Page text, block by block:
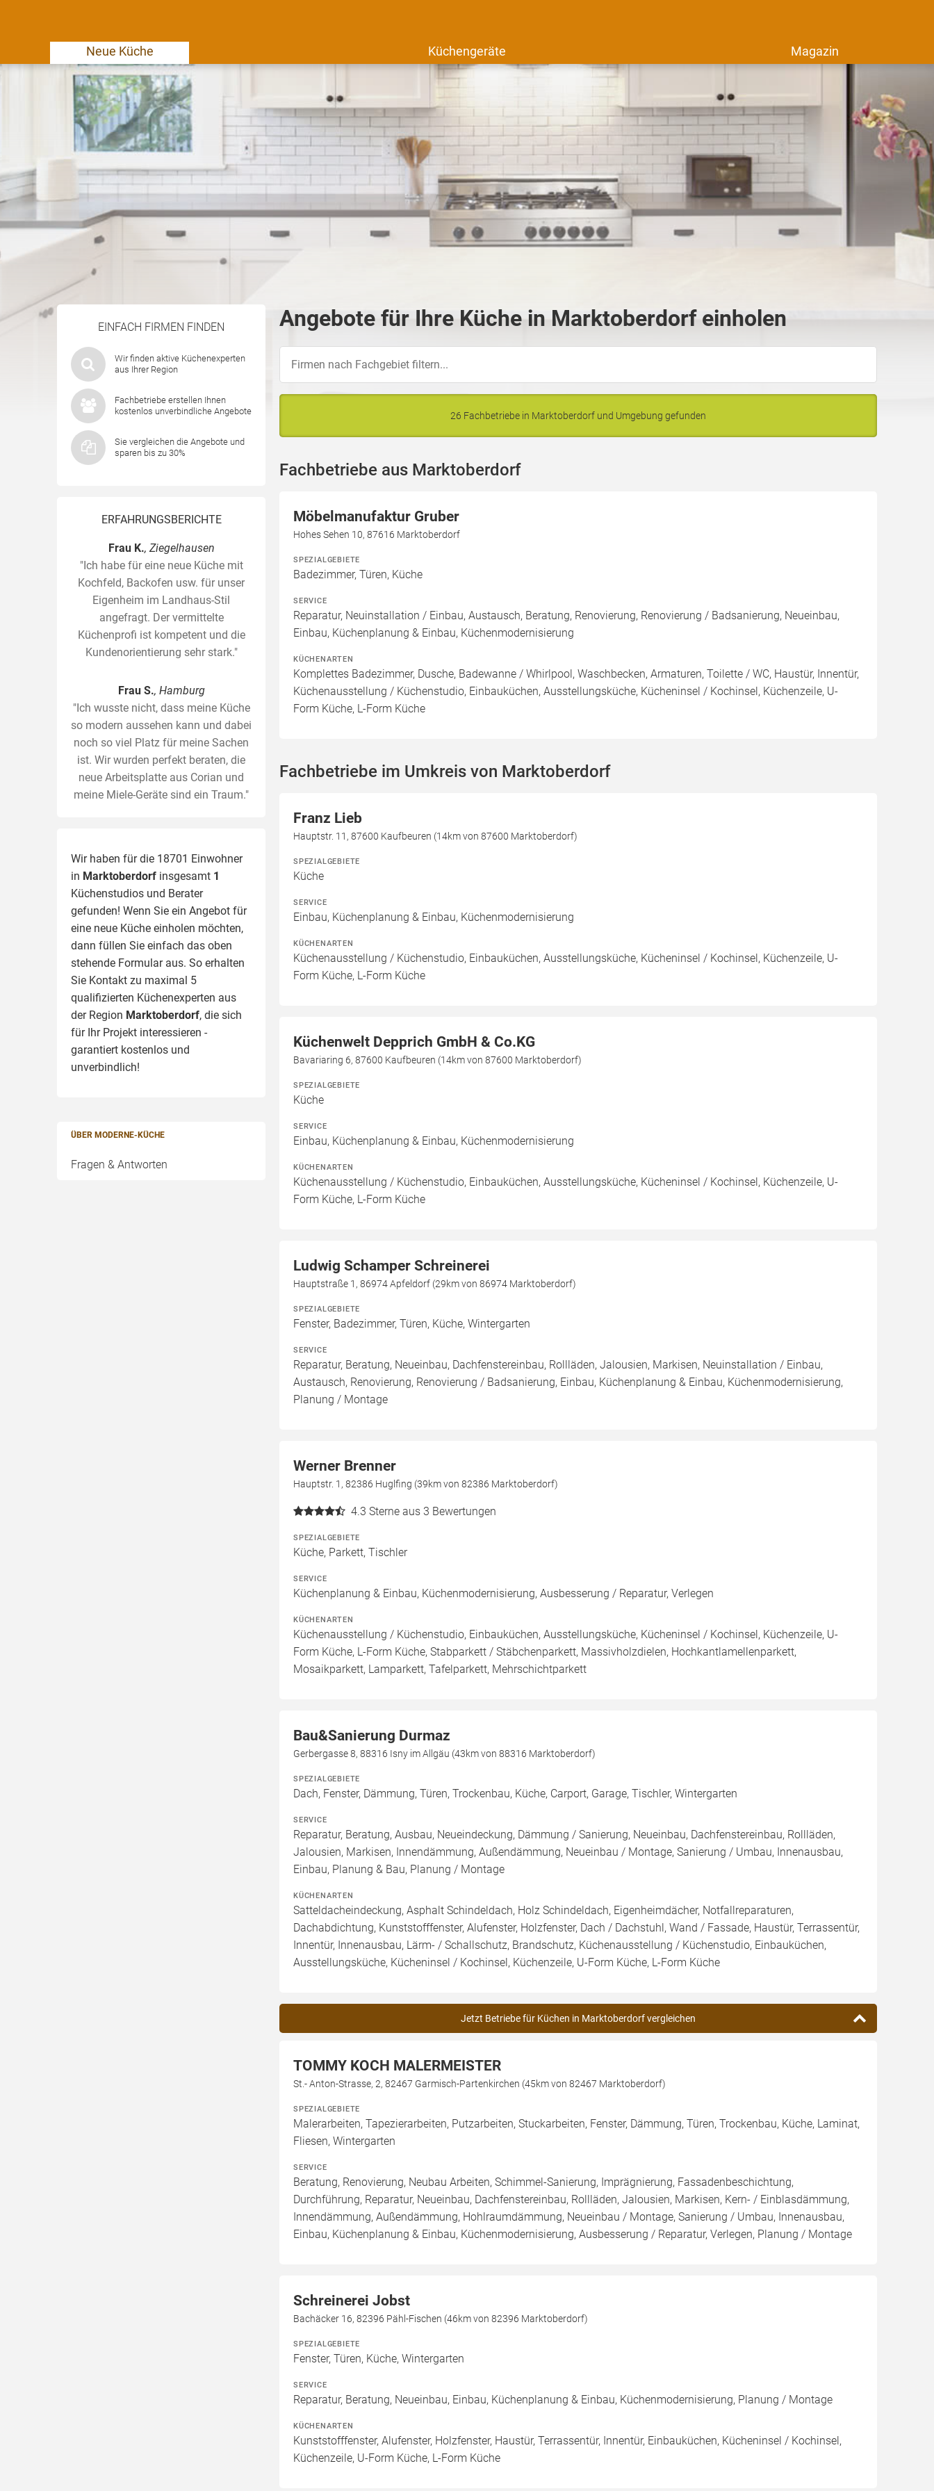
Neue Küche Küchengeräte Magazin
EINFACH FIRMEN FINDEN
Wir finden aktive Küchenexperten
aus Ihrer Region
Fachbetriebe erstellen Ihnen
kostenlos unverbindliche Angebote
Sie vergleichen die Angebote und
sparen bis zu 30%
ERFAHRUNGSBERICHTE
Frau K., Ziegelhausen
"Ich habe für eine neue Küche mit
Kochfeld, Backofen usw. für unser
Eigenheim im Landhaus-Stil
angefragt. Der vermittelte
Küchenprofi ist kompetent und die
Kundenorientierung sehr stark."
Frau S., Hamburg
"Ich wusste nicht, dass meine Küche
so modern aussehen kann und dabei
noch so viel Platz für meine Sachen
ist. Wir wurden perfekt beraten, die
neue Arbeitsplatte aus Corian und
meine Miele-Geräte sind ein Traum."
Wir haben für die 18701 Einwohner
in Marktoberdorf insgesamt 1
Küchenstudios und Berater
gefunden! Wenn Sie ein Angebot für
eine neue Küche einholen möchten,
dann füllen Sie einfach das oben
stehende Formular aus. So erhalten
Sie Kontakt zu maximal 5
qualifizierten Küchenexperten aus
der Region Marktoberdorf, die sich
für Ihr Projekt interessieren -
garantiert kostenlos und
unverbindlich!
ÜBER MODERNE-KÜCHE
Fragen & Antworten
Angebote für Ihre Küche in Marktoberdorf einholen
26 Fachbetriebe in Marktoberdorf und Umgebung gefunden
Fachbetriebe aus Marktoberdorf
Möbelmanufaktur Gruber
Hohes Sehen 10, 87616 Marktoberdorf
SPEZIALGEBIETE
Badezimmer, Türen, Küche
SERVICE
Reparatur, Neuinstallation / Einbau, Austausch, Beratung, Renovierung, Renovierung / Badsanierung, Neueinbau,
Einbau, Küchenplanung & Einbau, Küchenmodernisierung
KÜCHENARTEN
Komplettes Badezimmer, Dusche, Badewanne / Whirlpool, Waschbecken, Armaturen, Toilette / WC, Haustür, Innentür,
Küchenausstellung / Küchenstudio, Einbauküchen, Ausstellungsküche, Kücheninsel / Kochinsel, Küchenzeile, U-
Form Küche, L-Form Küche
Fachbetriebe im Umkreis von Marktoberdorf
Franz Lieb
Hauptstr. 11, 87600 Kaufbeuren (14km von 87600 Marktoberdorf)
SPEZIALGEBIETE
Küche
SERVICE
Einbau, Küchenplanung & Einbau, Küchenmodernisierung
KÜCHENARTEN
Küchenausstellung / Küchenstudio, Einbauküchen, Ausstellungsküche, Kücheninsel / Kochinsel, Küchenzeile, U-
Form Küche, L-Form Küche
Küchenwelt Depprich GmbH & Co.KG
Bavariaring 6, 87600 Kaufbeuren (14km von 87600 Marktoberdorf)
SPEZIALGEBIETE
Küche
SERVICE
Einbau, Küchenplanung & Einbau, Küchenmodernisierung
KÜCHENARTEN
Küchenausstellung / Küchenstudio, Einbauküchen, Ausstellungsküche, Kücheninsel / Kochinsel, Küchenzeile, U-
Form Küche, L-Form Küche
Ludwig Schamper Schreinerei
Hauptstraße 1, 86974 Apfeldorf (29km von 86974 Marktoberdorf)
SPEZIALGEBIETE
Fenster, Badezimmer, Türen, Küche, Wintergarten
SERVICE
Reparatur, Beratung, Neueinbau, Dachfenstereinbau, Rollläden, Jalousien, Markisen, Neuinstallation / Einbau,
Austausch, Renovierung, Renovierung / Badsanierung, Einbau, Küchenplanung & Einbau, Küchenmodernisierung,
Planung / Montage
Werner Brenner
Hauptstr. 1, 82386 Huglfing (39km von 82386 Marktoberdorf)
4.3 Sterne aus 3 Bewertungen
SPEZIALGEBIETE
Küche, Parkett, Tischler
SERVICE
Küchenplanung & Einbau, Küchenmodernisierung, Ausbesserung / Reparatur, Verlegen
KÜCHENARTEN
Küchenausstellung / Küchenstudio, Einbauküchen, Ausstellungsküche, Kücheninsel / Kochinsel, Küchenzeile, U-
Form Küche, L-Form Küche, Stabparkett / Stäbchenparkett, Massivholzdielen, Hochkantlamellenparkett,
Mosaikparkett, Lamparkett, Tafelparkett, Mehrschichtparkett
Bau&Sanierung Durmaz
Gerbergasse 8, 88316 Isny im Allgäu (43km von 88316 Marktoberdorf)
SPEZIALGEBIETE
Dach, Fenster, Dämmung, Türen, Trockenbau, Küche, Carport, Garage, Tischler, Wintergarten
SERVICE
Reparatur, Beratung, Ausbau, Neueindeckung, Dämmung / Sanierung, Neueinbau, Dachfenstereinbau, Rollläden,
Jalousien, Markisen, Innendämmung, Außendämmung, Neueinbau / Montage, Sanierung / Umbau, Innenausbau,
Einbau, Planung & Bau, Planung / Montage
KÜCHENARTEN
Satteldacheindeckung, Asphalt Schindeldach, Holz Schindeldach, Eigenheimdächer, Notfallreparaturen,
Dachabdichtung, Kunststofffenster, Alufenster, Holzfenster, Dach / Dachstuhl, Wand / Fassade, Haustür, Terrassentür,
Innentür, Innenausbau, Lärm- / Schallschutz, Brandschutz, Küchenausstellung / Küchenstudio, Einbauküchen,
Ausstellungsküche, Kücheninsel / Kochinsel, Küchenzeile, U-Form Küche, L-Form Küche
Jetzt Betriebe für Küchen in Marktoberdorf vergleichen
TOMMY KOCH MALERMEISTER
St.- Anton-Strasse, 2, 82467 Garmisch-Partenkirchen (45km von 82467 Marktoberdorf)
SPEZIALGEBIETE
Malerarbeiten, Tapezierarbeiten, Putzarbeiten, Stuckarbeiten, Fenster, Dämmung, Türen, Trockenbau, Küche, Laminat,
Fliesen, Wintergarten
SERVICE
Beratung, Renovierung, Neubau Arbeiten, Schimmel-Sanierung, Imprägnierung, Fassadenbeschichtung,
Durchführung, Reparatur, Neueinbau, Dachfenstereinbau, Rollläden, Jalousien, Markisen, Kern- / Einblasdämmung,
Innendämmung, Außendämmung, Hohlraumdämmung, Neueinbau / Montage, Sanierung / Umbau, Innenausbau,
Einbau, Küchenplanung & Einbau, Küchenmodernisierung, Ausbesserung / Reparatur, Verlegen, Planung / Montage
Schreinerei Jobst
Bachäcker 16, 82396 Pähl-Fischen (46km von 82396 Marktoberdorf)
SPEZIALGEBIETE
Fenster, Türen, Küche, Wintergarten
SERVICE
Reparatur, Beratung, Neueinbau, Einbau, Küchenplanung & Einbau, Küchenmodernisierung, Planung / Montage
KÜCHENARTEN
Kunststofffenster, Alufenster, Holzfenster, Haustür, Terrassentür, Innentür, Einbauküchen, Kücheninsel / Kochinsel,
Küchenzeile, U-Form Küche, L-Form Küche